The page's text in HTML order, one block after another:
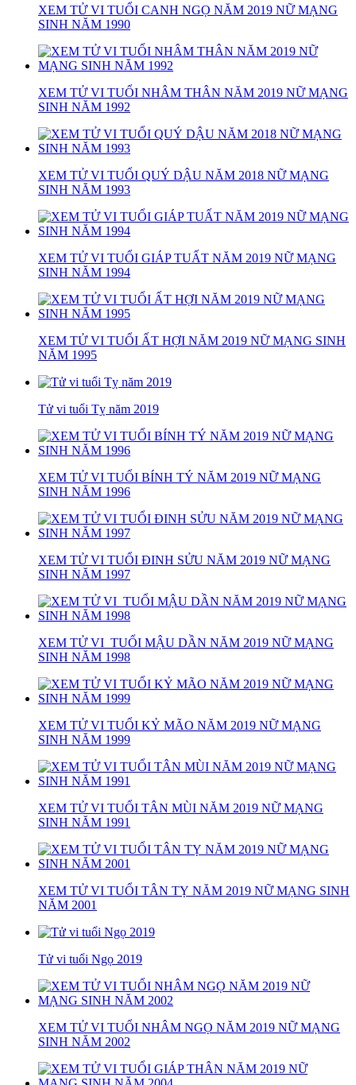
XEM TỬ VI TUỔI CANH NGỌ NĂM 2019 NỮ MẠNG
SINH NĂM 1990
XEM TỬ VI TUỔI NHÂM THÂN NĂM 2019 NỮ MẠNG
SINH NĂM 1992
XEM TỬ VI TUỔI QUÝ DẬU NĂM 2018 NỮ MẠNG
SINH NĂM 1993
XEM TỬ VI TUỔI GIÁP TUẤT NĂM 2019 NỮ MẠNG
SINH NĂM 1994
XEM TỬ VI TUỔI ẤT HỢI NĂM 2019 NỮ MẠNG SINH
NĂM 1995
Tử vi tuổi Tỵ năm 2019
XEM TỬ VI TUỔI BÍNH TÝ NĂM 2019 NỮ MẠNG
SINH NĂM 1996
XEM TỬ VI TUỔI ĐINH SỬU NĂM 2019 NỮ MẠNG
SINH NĂM 1997
XEM TỬ VI TUỔI MẬU DẦN NĂM 2019 NỮ MẠNG
SINH NĂM 1998
XEM TỬ VI TUỔI KỶ MÃO NĂM 2019 NỮ MẠNG
SINH NĂM 1999
XEM TỬ VI TUỔI TÂN MÙI NĂM 2019 NỮ MẠNG
SINH NĂM 1991
XEM TỬ VI TUỔI TÂN TỴ NĂM 2019 NỮ MẠNG SINH
NĂM 2001
Tử vi tuổi Ngọ 2019
XEM TỬ VI TUỔI NHÂM NGỌ NĂM 2019 NỮ MẠNG
SINH NĂM 2002